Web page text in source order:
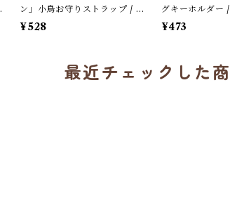
ン」小鳥お守りストラップ / サ
ザンDSクリエイト / 黄緑色のセ
¥528
グキーホルダー
ラベンダー」花
【生産終了・在
¥473
最近チェックした